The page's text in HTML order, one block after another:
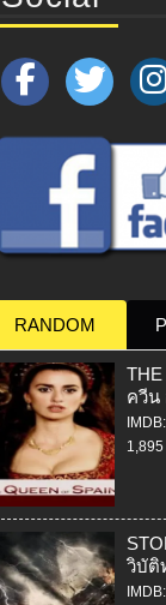
RANDOM
THE
ควีน
IMDB:
วิบัติ
IMDB: